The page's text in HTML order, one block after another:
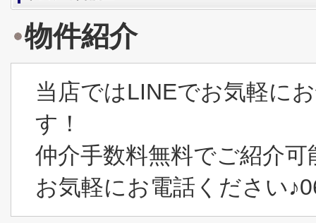
物件紹介
当店ではLINEでお気軽に
す！
仲介手数料無料でご紹介
お気軽にお電話ください